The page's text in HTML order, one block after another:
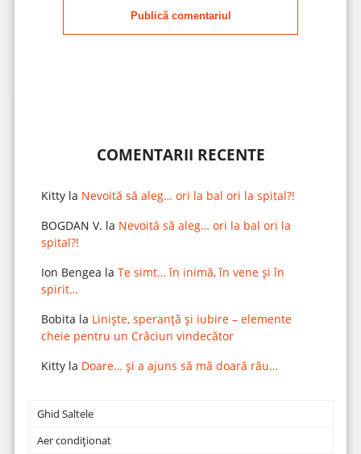
Publică comentariul
COMENTARII RECENTE
Kittyla Nevoită să aleg… ori la bal ori la spital?!
BOGDAN V. la Nevoită să aleg… ori la bal ori la
spital?!
Ion Bengea la Te simt… în inimă, în vene și în
spirit…
Bobita la Liniște, speranță și iubire – elemente
cheie pentru un Crăciun vindecător
Kittyla Doare… și a ajuns să mă doară rău…
Ghid Saltele
Aer condiționat